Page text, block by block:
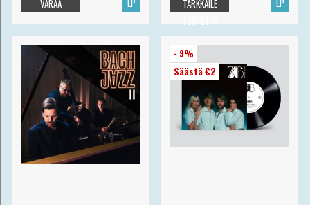
VARAA
TARKKAILE
- 9%
Säästä €2